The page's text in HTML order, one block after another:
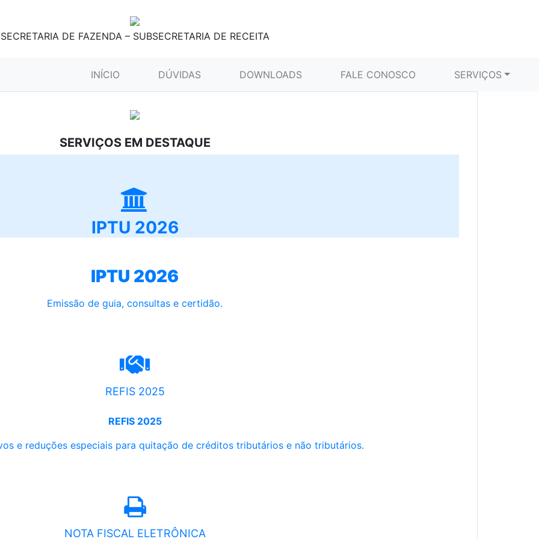
SECRETARIA DE FAZENDA – SUBSECRETARIA DE RECEITA
INÍCIO (CURRENT)DÚVIDAS DOWNLOADS FALE CONOSCO SERVIÇOS
SERVIÇOS EM DESTAQUE
IPTU 2026
IPTU 2026
Emissão de guia, consultas e certidão.
REFIS 2025
REFIS 2025
e reduções especiais para quitação de créditos tributários e não tributários.
NOTA FISCAL ELETRÔNICA